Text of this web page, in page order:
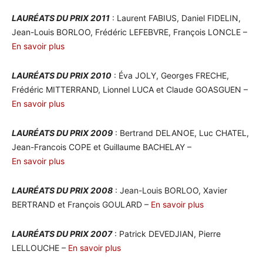
LAURÉATS DU PRIX 2011 : Laurent FABIUS, Daniel FIDELIN,
Jean-Louis BORLOO, Frédéric LEFEBVRE, François LONCLE –
En savoir plus
LAURÉATS DU PRIX 2010 : Éva JOLY, Georges FRECHE,
Frédéric MITTERRAND, Lionnel LUCA et Claude GOASGUEN –
En savoir plus
LAURÉATS DU PRIX 2009 : Bertrand DELANOE, Luc CHATEL,
Jean-Francois COPE et Guillaume BACHELAY –
En savoir plus
LAURÉATS DU PRIX 2008 : Jean-Louis BORLOO, Xavier
BERTRAND et François GOULARD – En savoir plus
LAURÉATS DU PRIX 2007: Patrick DEVEDJIAN, Pierre
LELLOUCHE – En savoir plus